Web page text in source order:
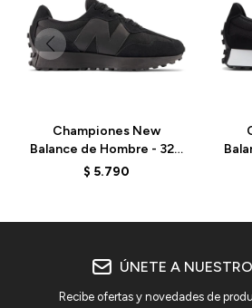
Championes New
Balance de Hombre - 327
- MS327CTB - BLACK
$ 5.790
-
ÚNETE A
Recibe ofertas y novedades de